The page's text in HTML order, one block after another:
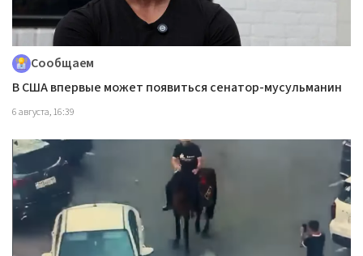
Сообщаем
В США впервые может появиться сенатор-мусульманин
6 августа, 16:39